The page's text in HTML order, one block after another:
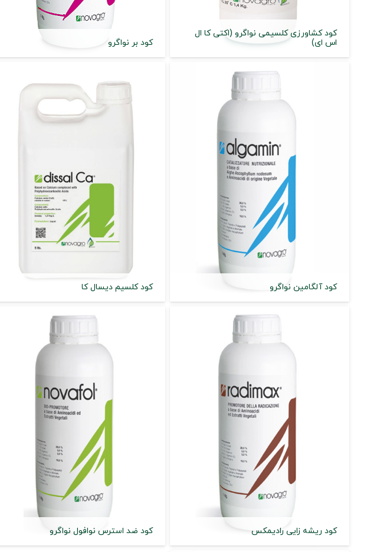
کود کشاورزی کلسیمی نواگرو (اکتی کا ال
اس ای)
کود بر نواگرو
کود آلگامین نواگرو کود کلسیم دیسال کا
کود ریشه زایی رادیمکس کود ضد استرس نوافول نواگرو